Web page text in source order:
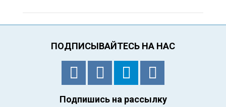
ПОДПИСЫВАЙТЕСЬ НА НАС
Подпишись на рассылку